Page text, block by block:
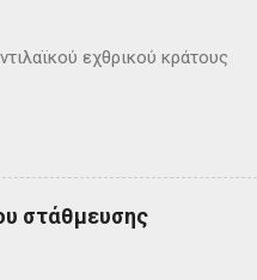
εχθρικού κράτους
στάθμευσης